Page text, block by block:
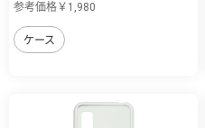
参考価格￥1,980
ケース